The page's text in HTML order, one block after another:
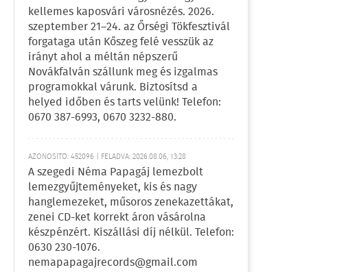
kellemes kaposvári városnézés. 2026.
szeptember 21–24. az Őrségi Tökfesztivál
forgataga után Kőszeg felé vesszük az
irányt ahol a méltán népszerű
Novákfalván szállunk meg és izgalmas
programokkal várunk. Biztosítsd a
helyed időben és tarts velünk! Telefon:
0670 387-6993, 0670 3232-880.
AZONOSÍTÓ: 452096 | FELADVA: 2026.08.06, 13:28
A szegedi Néma Papagáj lemezbolt
lemezgyűjteményeket, kis és nagy
hanglemezeket, műsoros zenekazettákat,
zenei CD-ket korrekt áron vásárolna
készpénzért. Kiszállási díj nélkül. Telefon:
0630 230-1076.
nemapapagajrecords@gmail.com